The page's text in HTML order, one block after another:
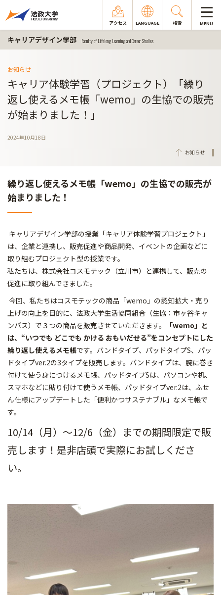
アクセス LANGUAGE 検索 MENU
キャリアデザイン学部 Faculty of Lifelong Learning and Career Studies
お知らせ
キャリア体験学習（プロジェクト）「繰り
返し使えるメモ帳「wemo」の生協での販売
が始まりました！」
2024年10月18日
お知らせ
繰り返し使えるメモ帳「wemo」の生協での販売が
始まりました！
キャリアデザイン学部の授業「キャリア体験学習プロジェクト」
は、企業と連携し、販売促進や商品開発、イベントの企画などに
取り組むプロジェクト型の授業です。
私たちは、株式会社コスモテック（立川市）と連携して、販売の
促進に取り組んできました。
今回、私たちはコスモテックの商品「wemo」の認知拡大・売り
上げの向上を目的に、法政大学生活協同組合（生協：市ヶ谷キャ
ンパス）で３つの商品を販売させていただきます。
「wemo」と
は、“いつでも どこでも かける おもいだせる”をコンセプトにした
繰り返し使えるメモ帳です。バンドタイプ、パッドタイプS、パッ
ドタイプver.2の3タイプを販売します。バンドタイプは、腕に巻き
付けて使う身につけるメモ帳、パッドタイプSは、パソコンや机、
スマホなどに貼り付けて使うメモ帳、パッドタイプver.2は、ふせ
ん仕様にアップデートした「便利かつサステナブル」なメモ帳で
す。
10/14（月）～12/6（金）までの期間限定で販
売します！是非店頭で実際にお試しくださ
い。